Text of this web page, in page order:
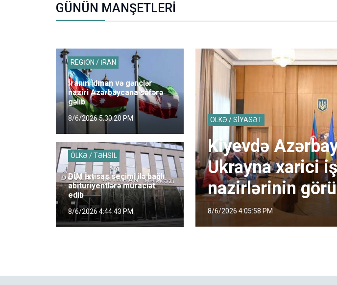
GÜNÜN MANŞETLERİ
REGİON / İRAN
İranın idman və gənclər
naziri Azərbaycana səfərə
gəlib
8/6/2026 5:30:20 PM
ÖLKƏ / TƏHSİL
DİM İxtisas seçimi ilə bağlı
abituriyentlərə müraciət
edib
8/6/2026 4:44:43 PM
ÖLKƏ / SİYASƏT
Kiyevdə
Ukrayna xarici
nazirlərinin
8/6/2026 4:05:58 PM